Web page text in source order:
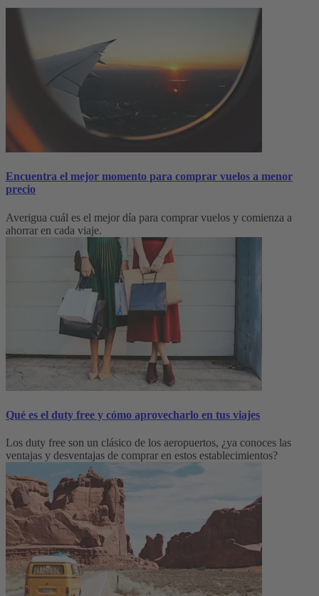
Encuentra el mejor momento para comprar vuelos a menor
precio
Averigua cuál es el mejor día para comprar vuelos y comienza a
ahorrar en cada viaje.
Qué es el duty free y cómo aprovecharlo en tus viajes
Los duty free son un clásico de los aeropuertos, ¿ya conoces las
ventajas y desventajas de comprar en estos establecimientos?